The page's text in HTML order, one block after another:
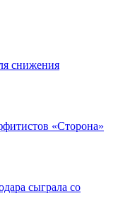
снижения
«Сторона»
сыграла со